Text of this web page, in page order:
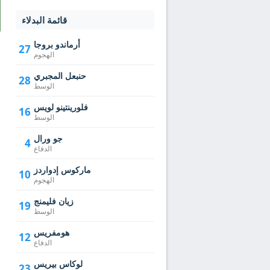
قائمة البدلاء
27 أرماندو بروجا
الهجوم
28 حنبعل المجبري
الوسط
16 فلورينتينو لويس
الوسط
4 جو ورال
الدفاع
10 ماركوس إدواردز
الهجوم
19 زيان فليمنج
الوسط
12 هومفريس
الدفاع
لوكاس بيريس